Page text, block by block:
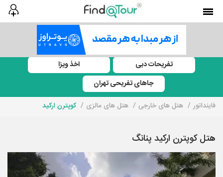
تفریحات دبی
اخذ ویزا
جاهای تفریحی تهران
فاینداتور هتل های خارجی هتل های مالزی کوپترن ارکید
هتل کوپترن ارکید پنانگ